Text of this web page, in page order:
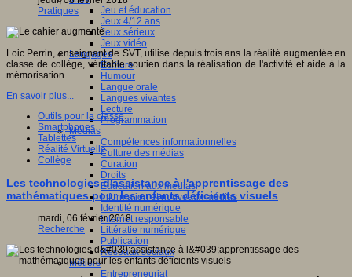
Jeu et éducation
Jeux 4/12 ans
Jeux sérieux
Jeux vidéo
Langages
Ecriture
Humour
Langue orale
Langues vivantes
Lecture
Programmation
Médias
Compétences informationnelles
Culture des médias
Curation
Droits
Education aux médias
Information et nouveaux médias
Identité numérique
Internet responsable
Littératie numérique
Publication
Réseaux sociaux
Métiers
Entrepreneuriat
Pratiques
Loic Perrin, enseignant de SVT, utilise depuis trois ans la réalité augmentée en
classe de collège, véritable soutien dans la réalisation de l'activité et aide à la
mémorisation.
En savoir plus...
Outils pour la classe
Smartphones
Tablettes
Réalité Virtuelle
Collège
Les technologies d'assistance à l'apprentissage des
mathématiques pour les enfants déficients visuels
mardi, 06 février 2018
Recherche